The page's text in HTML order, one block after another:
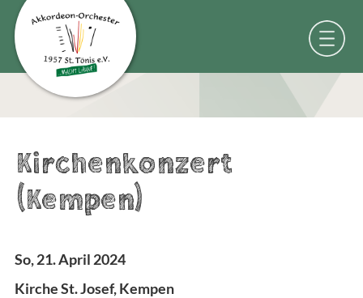
Kirchenkonzert
(Kempen)
So, 21. April 2024
Kirche St. Josef, Kempen